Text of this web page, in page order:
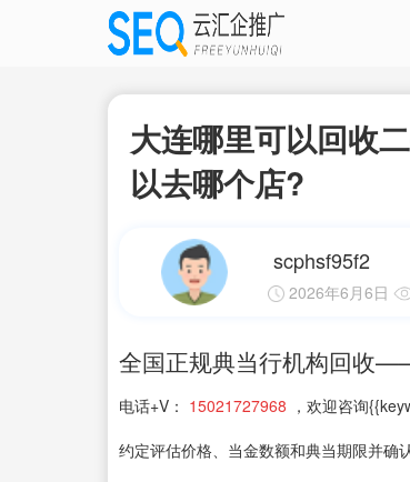
大连哪里可以回收
以去哪个店?
scphsf95f2
2026年6月6日
全国正规典当行机构回收
电话+V： 15021727968 ，欢迎咨询
约定评估价格、当金数额和典当期限并确